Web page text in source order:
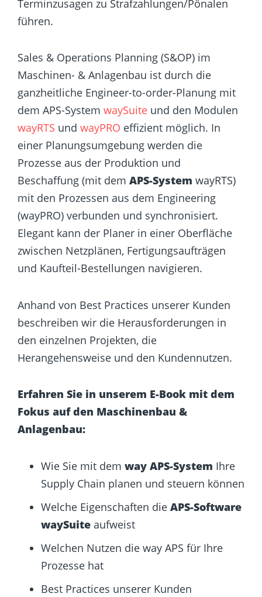
Terminzusagen zu Strafzahlungen/Pönalen
führen.
Sales & Operations Planning (S&OP) im
Maschinen- & Anlagenbau ist durch die
ganzheitliche Engineer-to-order-Planung mit
dem APS-System waySuite und den Modulen
wayRTS und wayPRO effizient möglich. In
einer Planungsumgebung werden die
Prozesse aus der Produktion und
Beschaffung (mit dem APS-System wayRTS)
mit den Prozessen aus dem Engineering
(wayPRO) verbunden und synchronisiert.
Elegant kann der Planer in einer Oberfläche
zwischen Netzplänen, Fertigungsaufträgen
und Kaufteil-Bestellungen navigieren.
Anhand von Best Practices unserer Kunden
beschreiben wir die Herausforderungen in
den einzelnen Projekten, die
Herangehensweise und den Kundennutzen.
Erfahren Sie in unserem E-Book mit dem
Fokus auf den Maschinenbau &
Anlagenbau:
Wie Sie mit dem way APS-System Ihre
Supply Chain planen und steuern können
Welche Eigenschaften die APS-Software
waySuite aufweist
Welchen Nutzen die way APS für Ihre
Prozesse hat
Best Practices unserer Kunden